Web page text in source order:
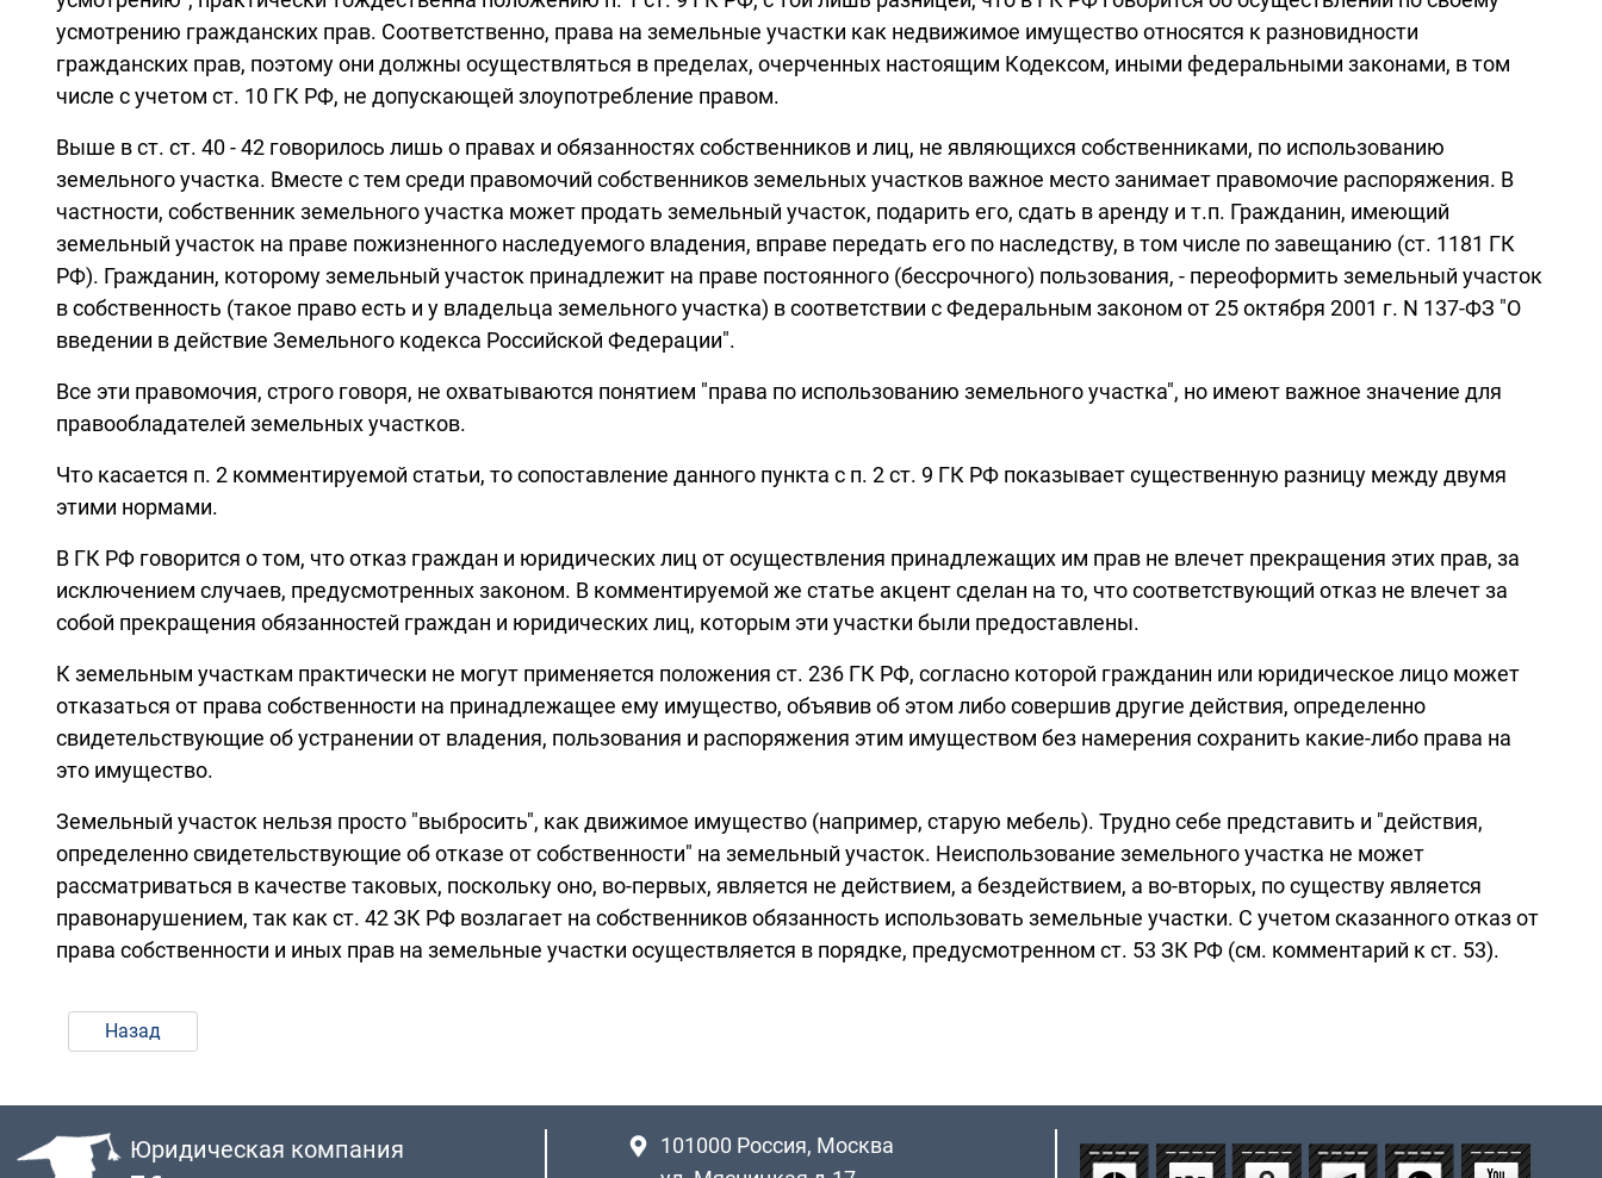
усмотрению гражданских прав. Соответственно, права на земельные участки как недвижимое имущество относятся к разновидности
гражданских прав, поэтому они должны осуществляться в пределах, очерченных настоящим Кодексом, иными федеральными законами, в том
числе с учетом ст. 10 ГК РФ, не допускающей злоупотребление правом.
Выше в ст. ст. 40 - 42 говорилось лишь о правах и обязанностях собственников и лиц, не являющихся собственниками, по использованию
земельного участка. Вместе с тем среди правомочий собственников земельных участков важное место занимает правомочие распоряжения. В
частности, собственник земельного участка может продать земельный участок, подарить его, сдать в аренду и т.п. Гражданин, имеющий
земельный участок на праве пожизненного наследуемого владения, вправе передать его по наследству, в том числе по завещанию (ст. 1181 ГК
РФ). Гражданин, которому земельный участок принадлежит на праве постоянного (бессрочного) пользования, - переоформить земельный участок
в собственность (такое право есть и у владельца земельного участка) в соответствии с Федеральным законом от 25 октября 2001 г. N 137-ФЗ "О
введении в действие Земельного кодекса Российской Федерации".
Все эти правомочия, строго говоря, не охватываются понятием "права по использованию земельного участка", но имеют важное значение для
правообладателей земельных участков.
Что касается п. 2 комментируемой статьи, то сопоставление данного пункта с п. 2 ст. 9 ГК РФ показывает существенную разницу между двумя
этими нормами.
В ГК РФ говорится о том, что отказ граждан и юридических лиц от осуществления принадлежащих им прав не влечет прекращения этих прав, за
исключением случаев, предусмотренных законом. В комментируемой же статье акцент сделан на то, что соответствующий отказ не влечет за
собой прекращения обязанностей граждан и юридических лиц, которым эти участки были предоставлены.
К земельным участкам практически не могут применяется положения ст. 236 ГК РФ, согласно которой гражданин или юридическое лицо может
отказаться от права собственности на принадлежащее ему имущество, объявив об этом либо совершив другие действия, определенно
свидетельствующие об устранении от владения, пользования и распоряжения этим имуществом без намерения сохранить какие-либо права на
это имущество.
Земельный участок нельзя просто "выбросить", как движимое имущество (например, старую мебель). Трудно себе представить и "действия,
определенно свидетельствующие об отказе от собственности" на земельный участок. Неиспользование земельного участка не может
рассматриваться в качестве таковых, поскольку оно, во-первых, является не действием, а бездействием, а во-вторых, по существу является
правонарушением, так как ст. 42 ЗК РФ возлагает на собственников обязанность использовать земельные участки. С учетом сказанного отказ от
права собственности и иных прав на земельные участки осуществляется в порядке, предусмотренном ст. 53 ЗК РФ (см. комментарий к ст. 53).
Назад
Юридическая компания 101000 Россия, Москва